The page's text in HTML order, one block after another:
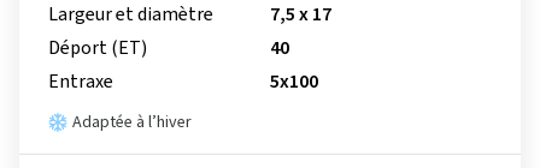
Largeur et diamètre
7,5 x 17
Déport (ET)
40
Entraxe
5x100
Adaptée à l’hiver